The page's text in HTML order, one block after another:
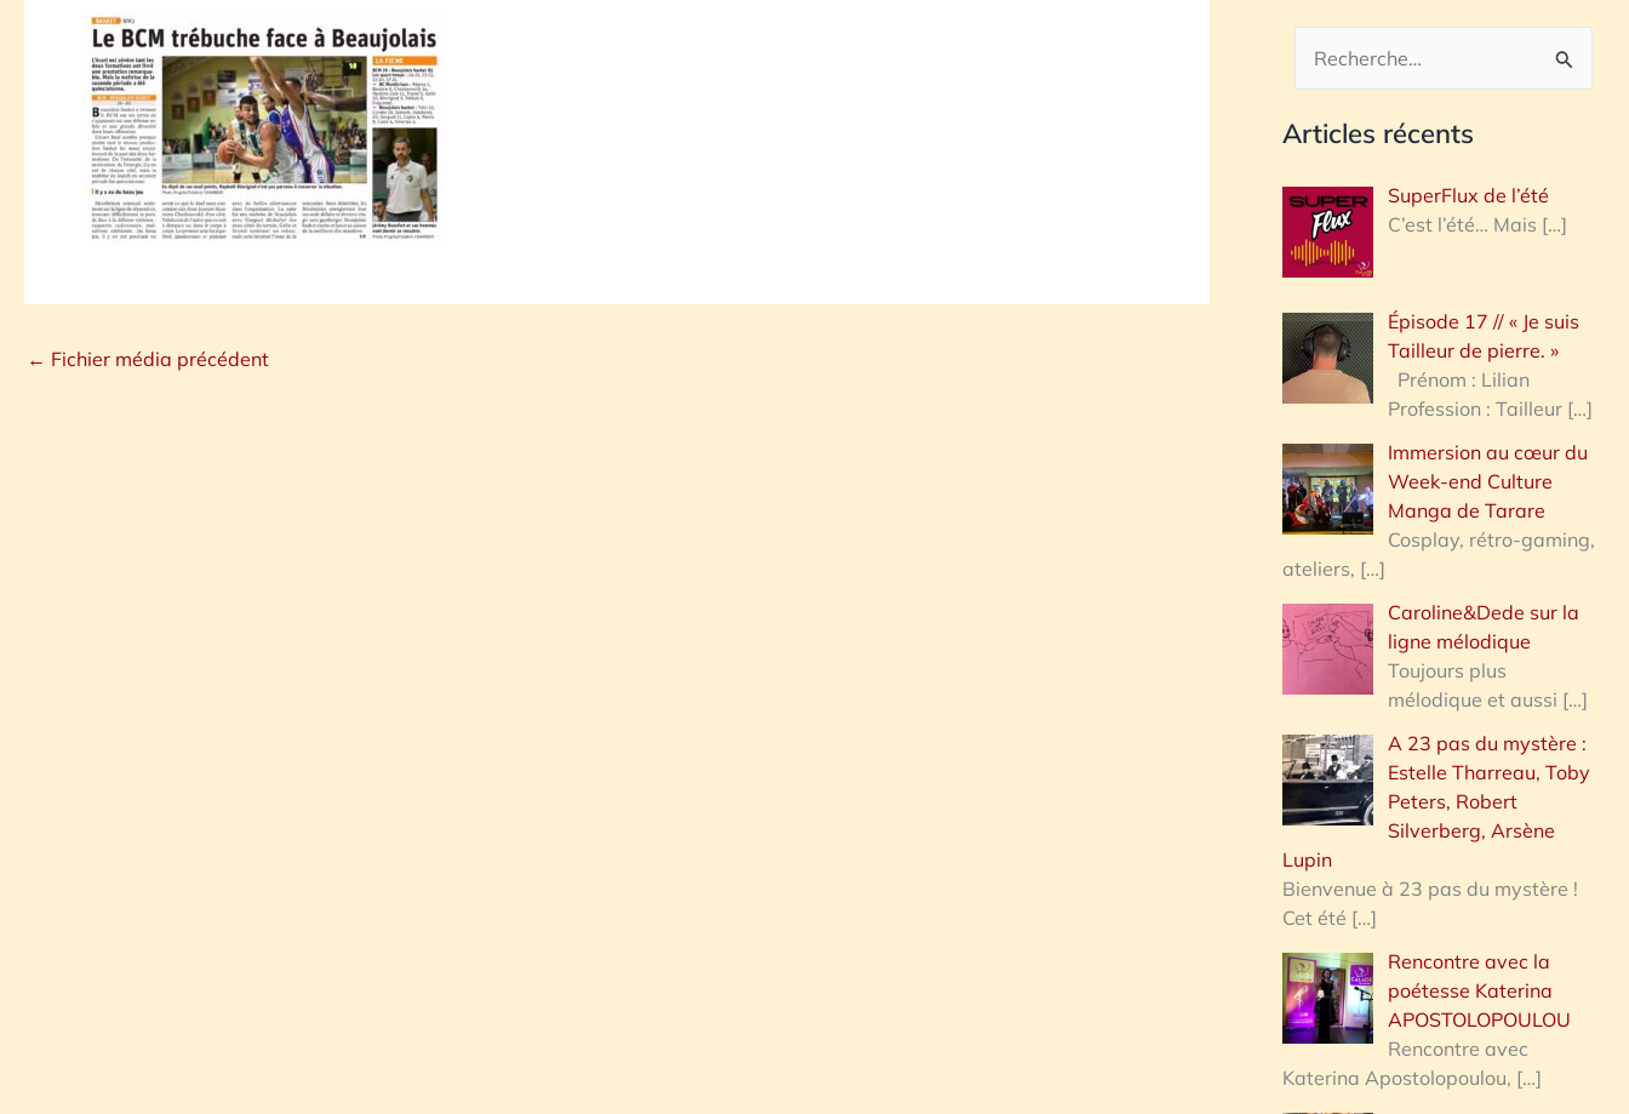
← Fichier média précédent
c
h
r
h
e
:
Articles récents
SuperFlux de l’été
C’est l’été… Mais […]
Épisode 17 // « Je suis
Tailleur de pierre. »
Prénom : Lilian
Profession : Tailleur […]
Immersion au cœur du
Week-end Culture
Manga de Tarare
Cosplay, rétro-gaming,
ateliers, […]
Caroline&Dede sur la
ligne mélodique
Toujours plus
mélodique et aussi […]
A 23 pas du mystère :
Estelle Tharreau, Toby
Peters, Robert
Silverberg, Arsène
Lupin
Bienvenue à 23 pas du mystère !
Cet été […]
Rencontre avec la
poétesse Katerina
APOSTOLOPOULOU
Rencontre avec
Katerina Apostolopoulou, […]